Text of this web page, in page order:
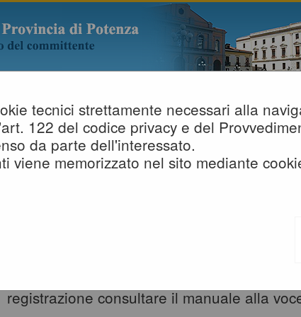
»Bandi e avvisi d'iscrizione
tecnici strettamente necessari alla
122 del codice privacy e del
da parte dell'interessato.
viene memorizzato nel sito mediante
E AVVISI D'ISCRIZIONE PER
Elenco dei bandi d'iscrizione per gli
pubblicati. Per richiedere l'iscrizione ad
registrazione consultare il manuale alla